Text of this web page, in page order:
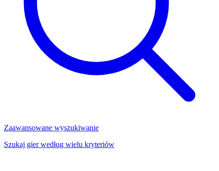
Zaawansowane wyszukiwanie
Szukaj gier według wielu kryteriów